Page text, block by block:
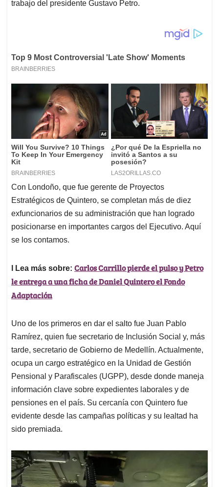
trabajo del presidente Gustavo Petro.
Con Londoño, que fue gerente de Proyectos
Estratégicos de Quintero, se completan más de diez
exfuncionarios de su administración que han logrado
posicionarse en importantes cargos del Ejecutivo. Aquí
se los contamos.
l Lea más sobre: Carlos Carrillo pierde el pulso y Petro
le entrega a una ficha de Daniel Quintero el Fondo
Adaptación
Uno de los primeros en dar el salto fue Juan Pablo
Ramírez, quien fue secretario de Inclusión Social y, más
tarde, secretario de Gobierno de Medellín. Actualmente,
ocupa un cargo estratégico en la Unidad de Gestión
Pensional y Parafiscales (UGPP), desde donde maneja
información clave sobre expedientes laborales y de
pensiones en el país. Su cercanía con Quintero fue
evidente desde las campañas políticas y su lealtad ha
sido premiada.